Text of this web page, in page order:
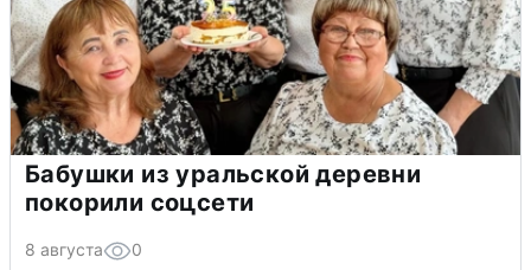
Бабушки из уральской деревни
покорили соцсети
8 августа 0